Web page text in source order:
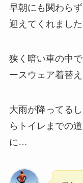
早朝にも関わら
迎えてくれまし
狭く暗い車の中
ースウェア着替
大雨が降ってる
らトイレまでの
に…